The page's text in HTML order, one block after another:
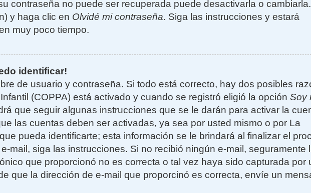
contraseña no puede ser recuperada puede desactivarla o
y haga clic en Olvidé mi contraseña. Siga las instrucciones y estará
muy poco tiempo.
identificar!
de usuario y contraseña. Si todo está correcto, hay dos posibles
(COPPA) está activado y cuando se registró eligió la opción Soy
que seguir algunas instrucciones que se le darán para activar la
las cuentas deben ser activadas, ya sea por usted mismo o por La
pueda identificarte; esta información se le brindará al finalizar el
mail, siga las instrucciones. Si no recibió ningún e-mail, seguramente
que proporcionó no es correcta o tal vez haya sido capturada por
que la dirección de e-mail que proporcinó es correcta, envíe un